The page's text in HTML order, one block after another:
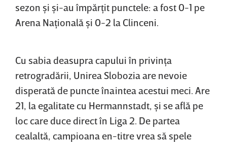
sezon şi şi-au împărţit punctele: a fost 0-1 pe
Arena Naţională şi 0-2 la Clinceni.
Cu sabia deasupra capului în privinţa
retrogradării, Unirea Slobozia are nevoie
disperată de puncte înaintea acestui meci. Are
21, la egalitate cu Hermannstadt, şi se află pe
loc care duce direct în Liga 2. De partea
cealaltă, campioana en-titre vrea să spele